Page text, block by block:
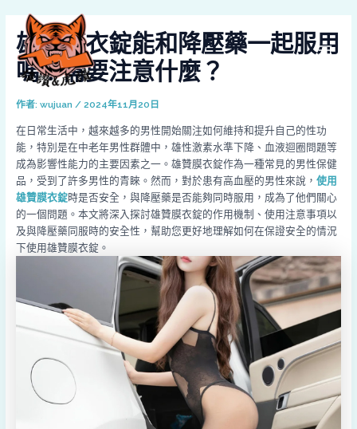
雄贊膜衣錠能和降壓藥一起服用
嗎？需要注意什麼？
作者: wujuan / 2024年11月20日
在日常生活中，越來越多的男性開始關注如何維持和提升自己的性功
能，特別是在中老年男性群體中，雄性激素水準下降、血液迴圈問題等
成為影響性能力的主要因素之一。雄贊膜衣錠作為一種常見的男性保健
品，受到了許多男性的青睞。然而，對於患有高血壓的男性來說， 使用
雄贊膜衣錠時是否安全，與降壓藥是否能夠同時服用，成為了他們關心
的一個問題。本文將深入探討雄贊膜衣錠的作用機制、使用注意事項以
及與降壓藥同服時的安全性，幫助您更好地理解如何在保證安全的情況
下使用雄贊膜衣錠。
navigation